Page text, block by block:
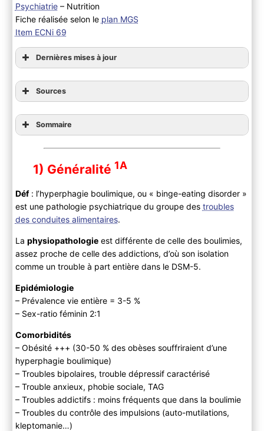
Psychiatrie– Nutrition
Fiche réalisée selon le plan MGS
Item ECNi 69
Dernières mises à jour
Sources
Sommaire
1) Généralité 1A
Déf: l’hyperphagie boulimique, ou « binge-eating disorder »
est une pathologie psychiatrique du groupe des troubles
des conduites alimentaires.
La physiopathologieest différente de celle des boulimies,
assez proche de celle des addictions, d’où son isolation
comme un trouble à part entière dans le DSM-5.
Epidémiologie
– Prévalence vie entière = 3-5 %
– Sex-ratio féminin 2:1
Comorbidités
– Obésité +++ (30-50 % des obèses souffriraient d’une
hyperphagie boulimique)
– Troubles bipolaires, trouble dépressif caractérisé
– Trouble anxieux, phobie sociale, TAG
– Troubles addictifs : moins fréquents que dans la boulimie
– Troubles du contrôle des impulsions (auto-mutilations,
kleptomanie…)